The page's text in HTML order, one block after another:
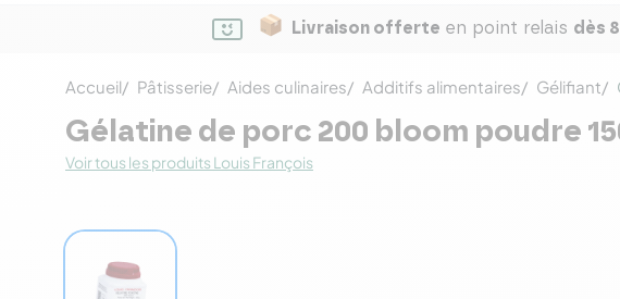
Livraison offerte en point relais dès
Accueil Pâtisserie Aides culinaires Additifs alimentaires Gélifiant
Gélatine de porc 200 bloom poudre
Voir tous les produits Louis François